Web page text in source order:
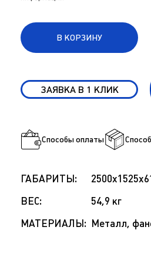
В КОРЗИНУ
ЗАЯВКА В 1 КЛИК
Способы оплаты
ГАБАРИТЫ:
ВЕС:
54,9 кг
МАТЕРИАЛЫ: Металл,